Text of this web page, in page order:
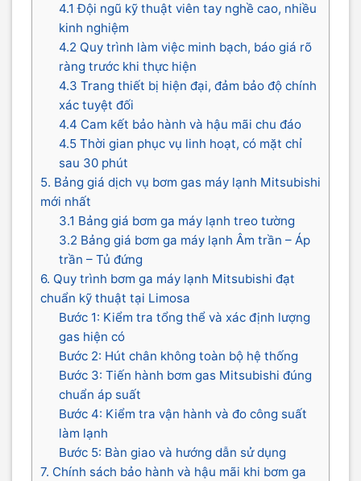
4.1 Đội ngũ kỹ thuật viên tay nghề cao, nhiều
kinh nghiệm
4.2 Quy trình làm việc minh bạch, báo giá rõ
ràng trước khi thực hiện
4.3 Trang thiết bị hiện đại, đảm bảo độ chính
xác tuyệt đối
4.4 Cam kết bảo hành và hậu mãi chu đáo
4.5 Thời gian phục vụ linh hoạt, có mặt chỉ
sau 30 phút
5. Bảng giá dịch vụ bơm gas máy lạnh Mitsubishi
mới nhất
3.1 Bảng giá bơm ga máy lạnh treo tường
3.2 Bảng giá bơm ga máy lạnh Âm trần – Áp
trần – Tủ đứng
6. Quy trình bơm ga máy lạnh Mitsubishi đạt
chuẩn kỹ thuật tại Limosa
Bước 1: Kiểm tra tổng thể và xác định lượng
gas hiện có
Bước 2: Hút chân không toàn bộ hệ thống
Bước 3: Tiến hành bơm gas Mitsubishi đúng
chuẩn áp suất
Bước 4: Kiểm tra vận hành và đo công suất
làm lạnh
Bước 5: Bàn giao và hướng dẫn sử dụng
7. Chính sách bảo hành và hậu mãi khi bơm ga